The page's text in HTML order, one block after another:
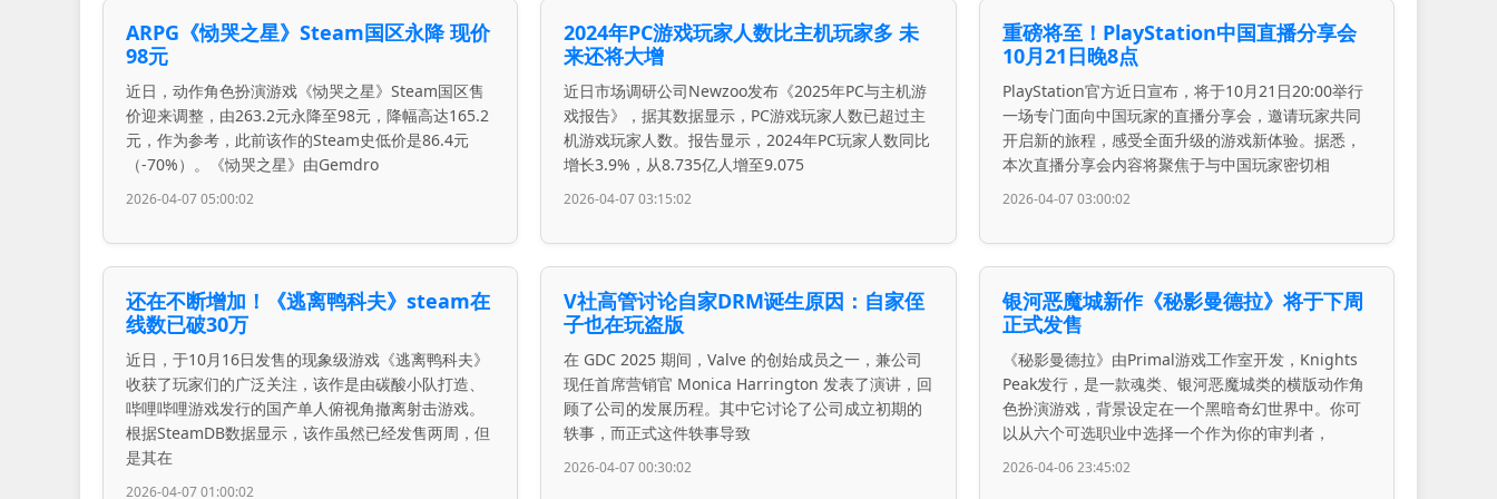
ARPG《恸哭之星》Steam国区永降 现价
98元
近日，动作角色扮演游戏《恸哭之星》Steam国区售
价迎来调整，由263.2元永降至98元，降幅高达165.2
元，作为参考，此前该作的Steam史低价是86.4元
（-70%）。《恸哭之星》由Gemdro
2026-04-07 05:00:02
2024年PC游戏玩家人数比主机玩家多 未
来还将大增
近日市场调研公司Newzoo发布《2025年PC与主机游
戏报告》，据其数据显示，PC游戏玩家人数已超过主
机游戏玩家人数。报告显示，2024年PC玩家人数同比
增长3.9%，从8.735亿人增至9.075
2026-04-07 03:15:02
重磅将至！PlayStation中国直播分享会
10月21日晚8点
PlayStation官方近日宣布，将于10月21日20:00举行
一场专门面向中国玩家的直播分享会，邀请玩家共同
开启新的旅程，感受全面升级的游戏新体验。据悉，
本次直播分享会内容将聚焦于与中国玩家密切相
2026-04-07 03:00:02
还在不断增加！《逃离鸭科夫》steam在
线数已破30万
近日，于10月16日发售的现象级游戏《逃离鸭科夫》
收获了玩家们的广泛关注，该作是由碳酸小队打造、
哔哩哔哩游戏发行的国产单人俯视角撤离射击游戏。
根据SteamDB数据显示，该作虽然已经发售两周，但
是其在
2026-04-07 01:00:02
V社高管讨论自家DRM诞生原因：自家侄
子也在玩盗版
在 GDC 2025 期间，Valve 的创始成员之一，兼公司
现任首席营销官 Monica Harrington 发表了演讲，回
顾了公司的发展历程。其中它讨论了公司成立初期的
轶事，而正式这件轶事导致
2026-04-07 00:30:02
银河恶魔城新作《秘影曼德拉》将于下周
正式发售
《秘影曼德拉》由Primal游戏工作室开发，Knights
Peak发行，是一款魂类、银河恶魔城类的横版动作角
色扮演游戏，背景设定在一个黑暗奇幻世界中。你可
以从六个可选职业中选择一个作为你的审判者，
2026-04-06 23:45:02